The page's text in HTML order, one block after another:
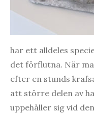
har ett alldeles
det förflutna. När
efter en stunds
att större delen av
uppehåller sig vid